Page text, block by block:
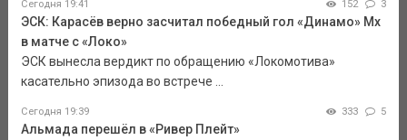
Сегодня 19:41 152 3
ЭСК: Карасёв верно засчитал победный гол «Динамо» Мх
в матче с «Локо»
ЭСК вынесла вердикт по обращению «Локомотива»
касательно эпизода во встрече ...
Сегодня 19:39 333 5
Альмада перешёл в «Ривер Плейт»